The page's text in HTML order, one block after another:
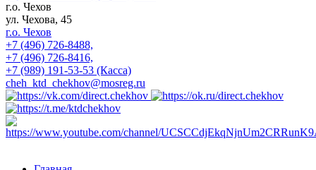
г.о. Чехов
ул. Чехова, 45
г.о. Чехов
+7 (496) 726-8488,
+7 (496) 726-8416,
+7 (989) 191-53-53 (Касса)
cheh_ktd_chekhov@mosreg.ru